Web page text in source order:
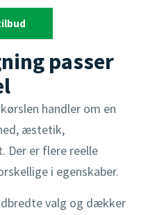
passer
handler om en
æstetik,
Der er flere reelle
i egenskaber.
valg og dækker